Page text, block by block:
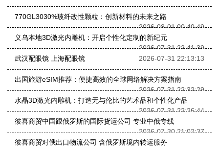
770GL3030%玻纤改性颗粒：创新材料的未来之路
2026-08-01 00:40:49
义乌本地3D激光内雕机：开启个性化定制的新纪元
2026-07-31 22:41:39
武汉配眼镜 上海配眼镜
2026-07-31 22:13:13
出国旅游eSIM推荐：便捷高效的全球网络解决方案指南
2026-07-31 22:32:29
水晶3D激光内雕机：打造无与伦比的艺术品和个性化产品
2026-07-31 22:26:44
彼喜商贸中国跟俄罗斯的国际货运公司 专业中俄专线
2026-07-30 21:02:37
彼喜商贸对俄出口物流公司 含俄罗斯境内转运服务